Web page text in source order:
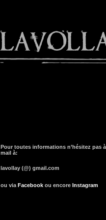
Pour toutes informations n’hésitez pas
mail à:
lavollay (@) gmail.com
ou via Facebook ou encore Instagram